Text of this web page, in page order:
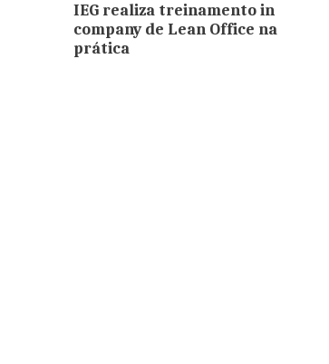
IEG realiza treinamento in
company de Lean Office na
prática